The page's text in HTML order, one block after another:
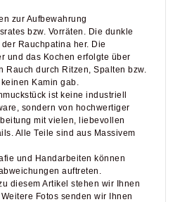
zur Aufbewahrung
bzw. Vorräten. Die dunkle
Rauchpatina her. Die
und das Kochen erfolgte über
Rauch durch Ritzen, Spalten bzw.
Kamin gab.
ist keine industriell
sondern von hochwertiger
mit vielen, liebevollen
Alle Teile sind aus Massivem
und Handarbeiten können
auftreten.
diesem Artikel stehen wir Ihnen
Fotos senden wir Ihnen